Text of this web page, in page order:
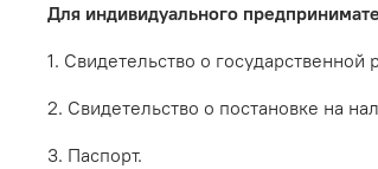
Для индивидуального
1. Свидетельство о государственной
2. Свидетельство о постановке на
3. Паспорт.